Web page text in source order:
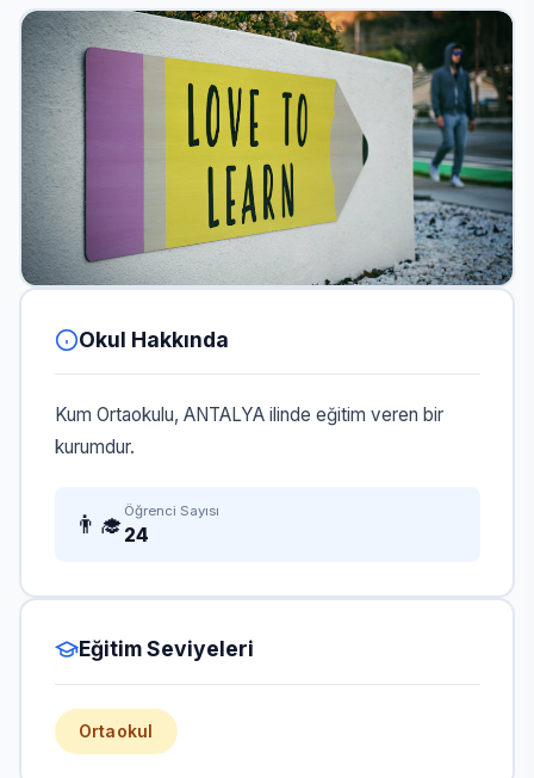
Okul Hakkında
Kum Ortaokulu, ANTALYA ilinde eğitim veren bir
kurumdur.
👨‍🎓 Öğrenci Sayısı
24
Eğitim Seviyeleri
Ortaokul